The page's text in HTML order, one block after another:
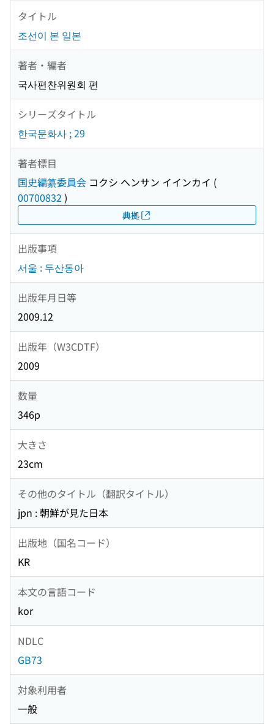
タイトル
조선이 본 일본
著者・編者
국사편찬위원회 편
シリーズタイトル
한국문화사 ; 29
著者標目
国史編纂委員会 コクシ ヘンサン イインカイ (
00700832 )
典拠
出版事項
서울 : 두산동아
出版年月日等
2009.12
出版年（W3CDTF）
2009
数量
346p
大きさ
23cm
その他のタイトル（翻訳タイトル）
jpn : 朝鮮が見た日本
出版地（国名コード）
KR
本文の言語コード
kor
NDLC
GB73
対象利用者
一般